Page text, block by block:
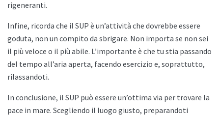
rigeneranti.
Infine, ricorda che il SUP è un’attività che dovrebbe essere
goduta, non un compito da sbrigare. Non importa se non sei
il più veloce o il più abile. L’importante è che tu stia passando
del tempo all’aria aperta, facendo esercizio e, soprattutto,
rilassandoti.
In conclusione, il SUP può essere un’ottima via per trovare la
pace in mare. Scegliendo il luogo giusto, preparandoti